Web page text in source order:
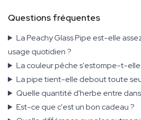
Questions fréquentes
La Peachy Glass Pipe est-elle
usage quotidien ?
La couleur pêche s'estompe-t-elle
La pipe tient-elle debout toute
Quelle quantité d'herbe entre
Est-ce que c'est un bon cadeau ?